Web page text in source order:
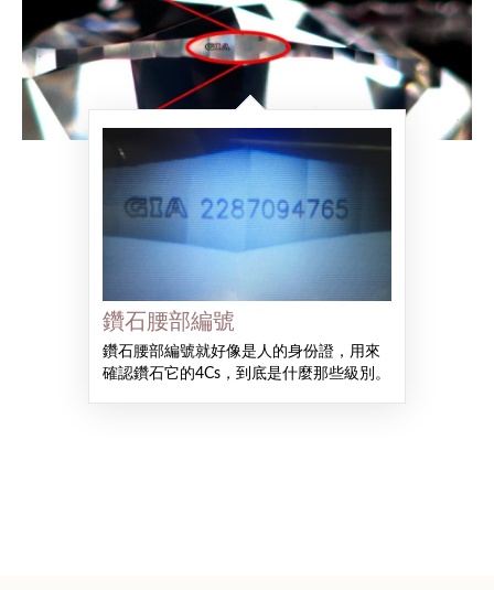
鑽石腰部編號
鑽石腰部編號就好像是人的身份證，用來
確認鑽石它的4Cs，到底是什麼那些級別。